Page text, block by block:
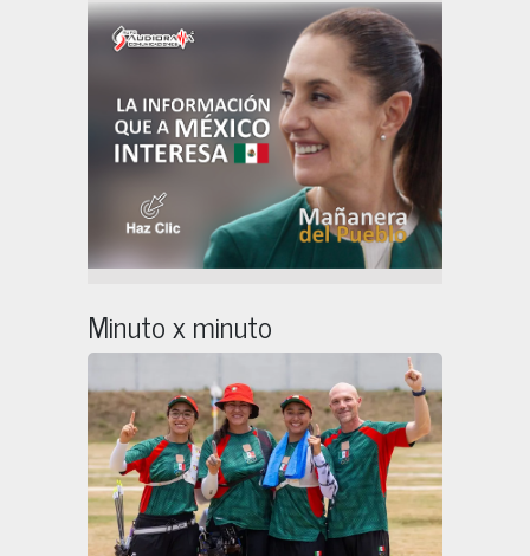
Minuto x minuto